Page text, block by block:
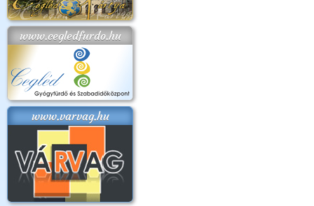
www.cegledfurdo.hu
www.varvag.hu